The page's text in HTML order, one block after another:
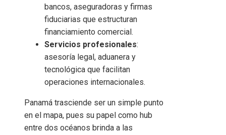
bancos, aseguradoras y firmas
fiduciarias que estructuran
financiamiento comercial.
Servicios profesionales:
asesoría legal, aduanera y
tecnológica que facilitan
operaciones internacionales.
Panamá trasciende ser un simple punto
en el mapa, pues su papel como hub
entre dos océanos brinda a las